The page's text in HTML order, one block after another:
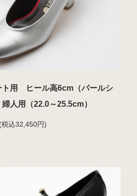
ト用 ヒール高6cm（パールシ
婦人用（22.0～25.5cm）
込32,450円)